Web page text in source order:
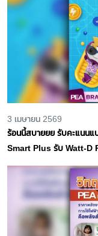
3 เมษายน 2569
ร้อนนี้สบายยย รับคะแนนแบบนอนมา เพียงตอบแบ
Smart Plus รับ Watt-D